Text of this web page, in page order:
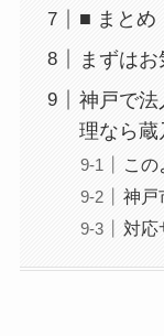
■ まとめ
まずは
神戸で法
理なら蔵
この
神戸
対応